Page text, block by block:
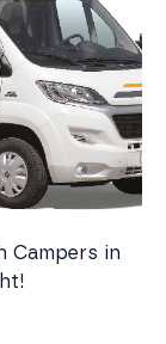
Campers in